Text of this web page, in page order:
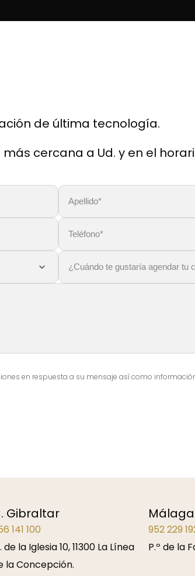
de última tecnología.
cercana a Ud. y en el
en respuesta a su mensaje así como
Gibraltar
141 100
de la Iglesia 10, 11300 La Línea
la Concepción.
Málaga
952 229
P.º de la